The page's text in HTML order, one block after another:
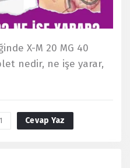
X-M 20 MG 40
nedir, ne işe yarar,
Cevap Yaz